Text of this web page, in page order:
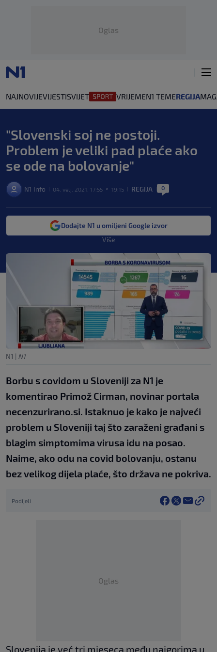
Oglas
NAJNOVIJEVIJESTISVIJET VRIJEMEN1 TEMEREGIJA
"Slovenski soj ne postoji.
Problem je veliki pad plaće ako
se ode na bolovanje"
N1 Info 04. velj. 2021. 17:55 > 19:15 REGIJA 0
Dodajte N1 u omiljeni Google izvor
Više
N1 | N1
Borbu s covidom u Sloveniji za N1 je
komentirao Primož Cirman, novinar portala
necenzurirano.si. Istaknuo je kako je najveći
problem u Sloveniji taj što zaraženi građani s
blagim simptomima virusa idu na posao.
Naime, ako odu na covid bolovanju, ostanu
bez velikog dijela plaće, što država ne pokriva.
Podijeli
Oglas
Slovenija je već tri mjeseca među najgorima u